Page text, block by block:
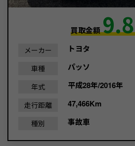
買取金額9.8
メーカー トヨタ
車種 パッソ
年式 平成28年/2016年
走行距離 47,466Km
種別 事故車